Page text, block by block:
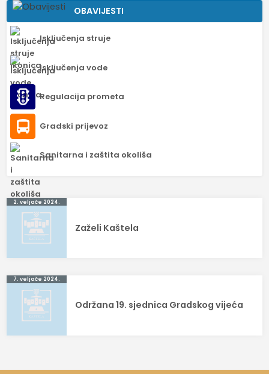
OBAVIJESTI
Isključenja struje
Isključenja vode
Regulacija prometa
Gradski prijevoz
Sanitarna i zaštita okoliša
Navigacija
objava
2. veljače 2024.
Zaželi Kaštela
7. veljače 2024.
Održana 19. sjednica Gradskog vijeća